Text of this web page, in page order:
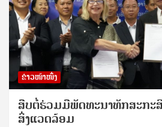
ຂ່າວໜ້າໜຶ່ງ
ສືບຕໍ່ຮ່ວມມືພັດທະນາທັກສະກະ
ສິ່ງແວດລ້ອມ